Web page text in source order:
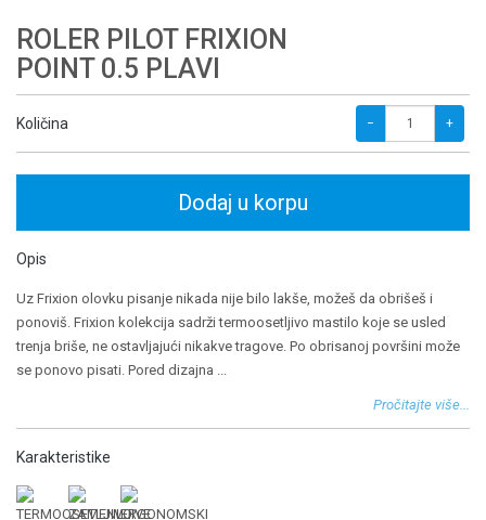
ROLER PILOT FRIXION
POINT 0.5 PLAVI
Količina − +
Dodaj u korpu
Opis
Uz Frixion olovku pisanje nikada nije bilo lakše, možeš da obrišeš i
ponoviš. Frixion kolekcija sadrži termoosetljivo mastilo koje se usled
trenja briše, ne ostavljajući nikakve tragove. Po obrisanoj površini može
se ponovo pisati. Pored dizajna ...
Pročitajte više...
Karakteristike